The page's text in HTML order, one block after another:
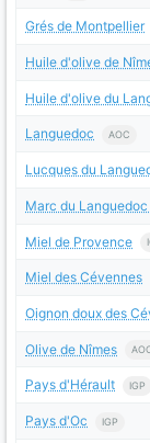
Grés de Montpellier
Huile d'olive de
Huile d'olive du
Languedoc AOC
Lucques du
Marc du
Miel de Provence
Miel des Cévennes
Oignon doux des
Olive de Nîmes
Pays d'Hérault IGP
Pays d'Oc IGP